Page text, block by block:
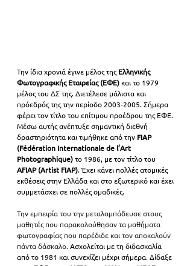
Την ίδια χρονιά έγινε μέλος της Ελληνικής
Φωτογραφικής Εταιρείας (ΕΦΕ) και το 1979
μέλος του ΔΣ της. Διετέλεσε μάλιστα και
πρόεδρός της την περίοδο 2003-2005. Σήμερα
φέρει τον τίτλο του επίτιμου προέδρου της ΕΦΕ.
Μέσω αυτής ανέπτυξε σημαντική διεθνή
δραστηριότητα και τιμήθηκε από την FIAP
(Fédération Internationale de l’Art
Photographique) το 1986, με τον τίτλο του
AFIAP (Artist FIAP). Έχει κάνει πολλές ατομικές
εκθέσεις στην Ελλάδα και στο εξωτερικό και έχει
συμμετάσχει σε πολλές ομαδικές.
Την εμπειρία του την μεταλαμπάδευσε στους
μαθητές που παρακολούθησαν τα μαθήματα
φωτογραφίας που παρέδιδε και τον αποκαλούν
πάντα δάσκαλο. Ασχολείται με τη διδασκαλία
από το 1981 και συνεχίζει μέχρι σήμερα. Δίδαξε